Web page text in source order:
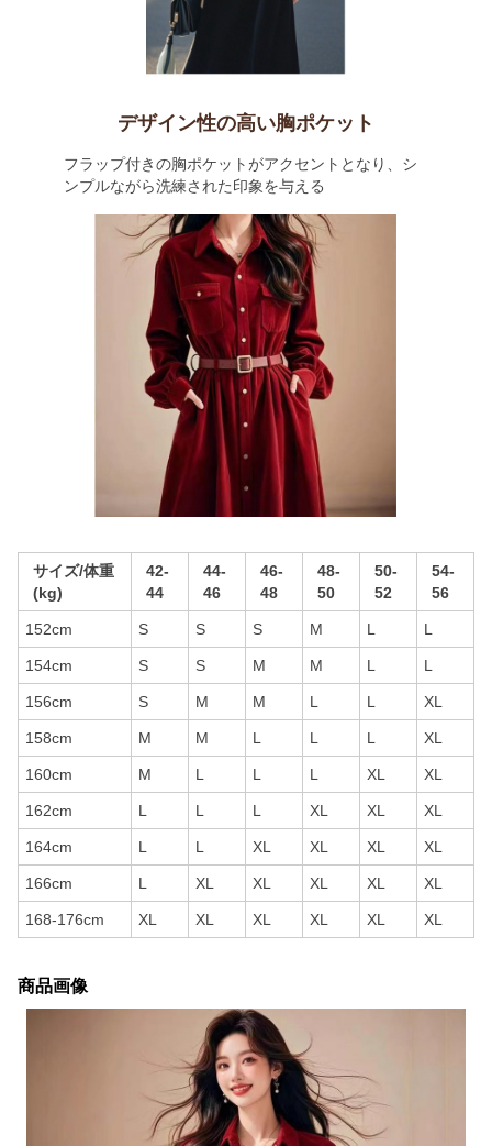
デザイン性の高い胸ポケット
フラップ付きの胸ポケットがアクセントとなり、シ
ンプルながら洗練された印象を与える
サイズ/体重
(kg)
42-
44
44-
46
46-
48
48-
50
50-
52
54-
56
152cm S S S M L L
154cm S S M M L L
156cm S M M L L XL
158cm M M L L L XL
160cm M L L L XL XL
162cm L L L XL XL XL
164cm L L XL XL XL XL
166cm L XL XL XL XL XL
168-176cm XL XL XL XL XL XL
商品画像